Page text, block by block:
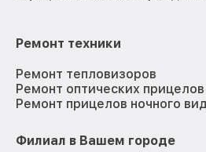
Ремонт техники
Ремонт тепловизоров
Ремонт оптических прицелов
Ремонт прицелов ночного
Филиал в Вашем городе